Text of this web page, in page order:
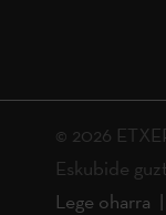
© 2026
Eskubide
Lege oharra